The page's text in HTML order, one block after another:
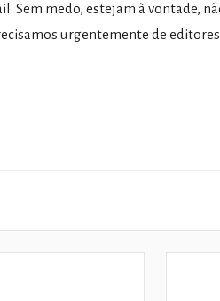
Sem medo, estejam à vontade,
urgentemente de